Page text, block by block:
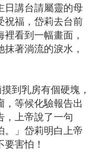
日講台請屬靈的母
祝福，岱莉去台前
看到一幅畫面，
抹著淌流的淚水，
乳房有個硬塊，
，等候化驗報告出
，上帝說了一句
。」岱莉明白上帝
害怕！